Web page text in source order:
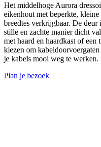
Het middelhoge Aurora
eikenhout met beperkte,
breedtes verkrijgbaar. De deur
stille en zachte manier dicht
met haard en haardkast of
kiezen om
je kabels mooi weg te werken.
Plan je bezoek